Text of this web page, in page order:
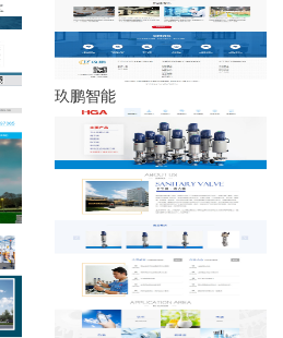
玖鹏智能